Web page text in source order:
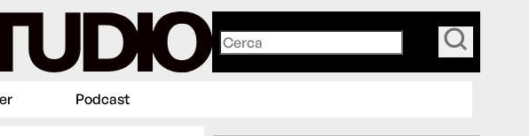
Podcast